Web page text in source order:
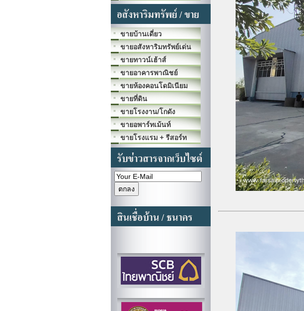
ขายบ้านเดี่ยว
ขายอสังหาริมทรัพย์เด่น
ขายทาวน์เฮ้าส์
ขายอาคารพาณิชย์
ขายห้องคอนโดมิเนียม
ขายที่ดิน
ขายโรงงาน/โกดัง
ขายอพาร์ทเม้นท์
ขายโรงแรม + รีสอร์ท